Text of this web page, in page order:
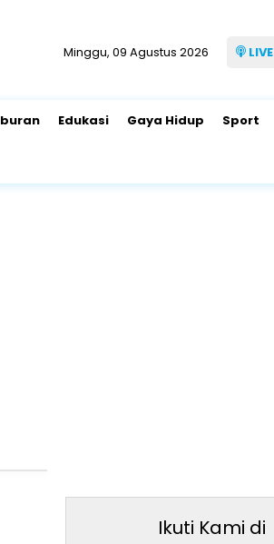
Minggu, 09 Agustus 2026 LIVE
Edukasi Gaya Hidup Sport
Ikuti Kami di